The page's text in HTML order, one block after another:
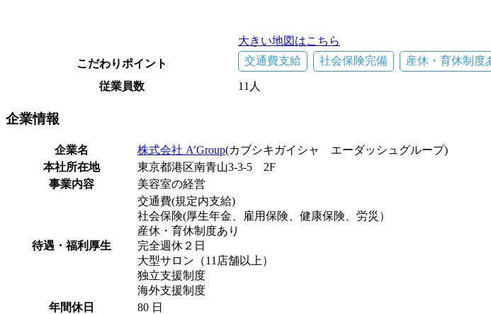
大きい地図はこちら
こだわりポイント
交通費支給 社会保険完備 産休・育休制度
従業員数 11人
企業情報
企業名 株式会社 A’Group(カブシキガイシャ エーダッシュグループ)
本社所在地
東京都港区南青山3-3-5 2F
事業内容
美容室の経営
待遇・福利厚生
交通費(規定内支給)
社会保険(厚生年金、雇用保険、健康保険、労災）
産休・育休制度あり
完全週休２日
大型サロン（11店舗以上）
独立支援制度
海外支援制度
年間休日
80 日